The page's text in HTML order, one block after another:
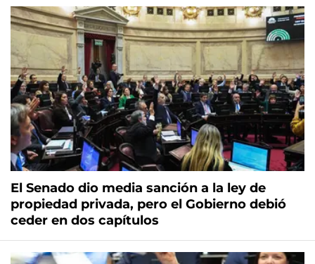
El Senado dio media sanción a la ley de
propiedad privada, pero el Gobierno debió
ceder en dos capítulos